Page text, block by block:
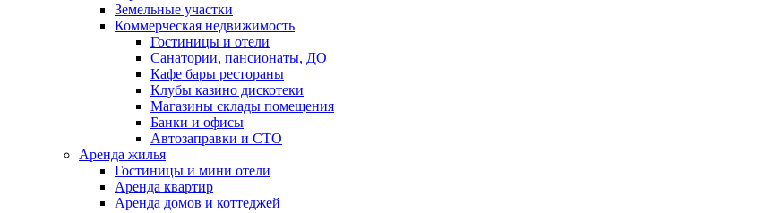
Земельные участки
Коммерческая недвижимость
Гостиницы и отели
Санатории, пансионаты, ДО
Кафе бары рестораны
Клубы казино дискотеки
Магазины склады помещения
Банки и офисы
Автозаправки и СТО
Аренда жилья
Гостиницы и мини отели
Аренда квартир
Аренда домов и коттеджей